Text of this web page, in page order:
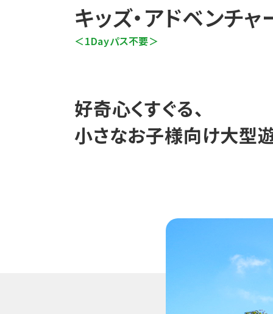
キッズ・アドベンチ
＜1Dayパス不要＞
好奇心くすぐる、
小さなお子様向け大型